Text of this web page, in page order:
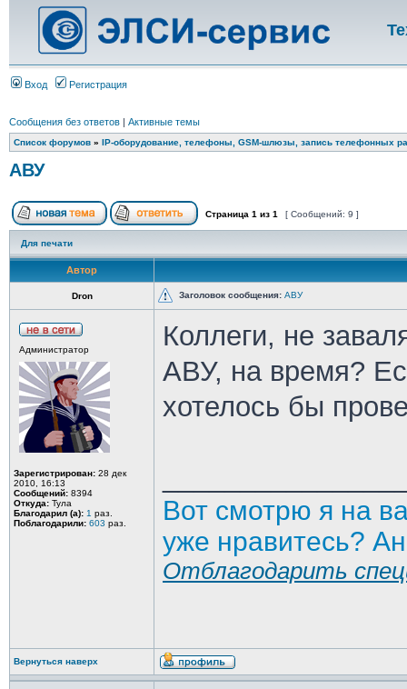
Вход Регистрация
Сообщения без ответов | Активные темы
Список форумов » IP-оборудование, телефоны, GSM-шлюзы, запись телефонных
АВУ
Страница 1 из 1 [ Сообщений: 9 ]
Для печати
Автор
Dron Заголовок сообщения: АВУ
Администратор
Зарегистрирован: 28 дек
2010, 16:13
Сообщений: 8394
Откуда: Тула
Благодарил (а): 1 раз.
Поблагодарили: 603 раз.
Коллеги, не
АВУ, на время?
хотелось бы
Вот смотрю я на
уже нравитесь?
Отблагодарить
Вернуться наверх